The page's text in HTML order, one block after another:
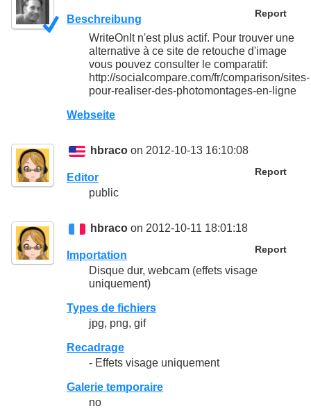
Report
Beschreibung
WriteOnIt n'est plus actif. Pour trouver une
alternative à ce site de retouche d'image
vous pouvez consulter le comparatif:
http://socialcompare.com/fr/comparison/sites-
pour-realiser-des-photomontages-en-ligne
Webseite
hbraco on 2012-10-13 16:10:08
Report
Editor
public
hbraco on 2012-10-11 18:01:18
Report
Importation
Disque dur, webcam (effets visage
uniquement)
Types de fichiers
jpg, png, gif
Recadrage
- Effets visage uniquement
Galerie temporaire
no